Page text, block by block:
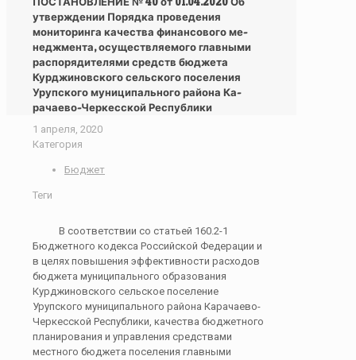
утверждении Порядка проведения
мониторинга качества финансового ме-
неджмента, осуществляемого главными
распорядителями средств бюджета
Курджиновского сельского поселения
Урупского муниципального района Ка-
рачаево-Черкесской Республики
1 апреля, 2020
Категория
Бюджет
Теги
В соответствии со статьей 160.2-1
Бюджетного кодекса Российской Федерации и
в целях повышения эффективности расходов
бюджета муниципального образования
Курджиновского сельское поселение
Урупского муниципального района Карачаево-
Черкесской Республики, качества бюджетного
планирования и управления средствами
местного бюджета поселения главными